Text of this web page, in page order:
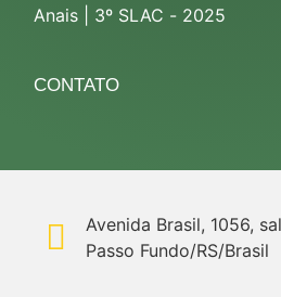
Anais | 3º SLAC - 2025
CONTATO
Avenida Brasil, 1056,
Passo Fundo/RS/Brasil